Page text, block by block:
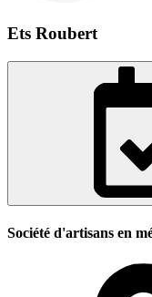
Ets Roubert
Société d'artisans en